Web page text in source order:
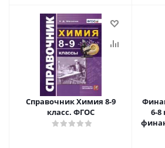
Справочник Химия 8-9
класс. ФГОС
6-8